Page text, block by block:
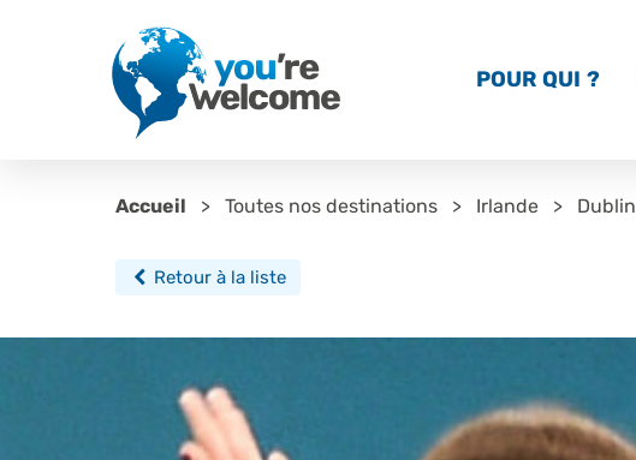
POUR QUI ?
Accueil Toutes nos destinations Irlande Dublin
Retour à la liste